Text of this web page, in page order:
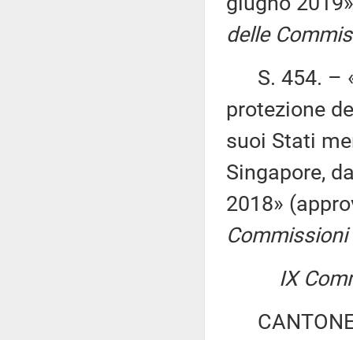
delle
S. 454. –
protezione
suoi Stati
Singapore,
2018»
Commissioni
IX